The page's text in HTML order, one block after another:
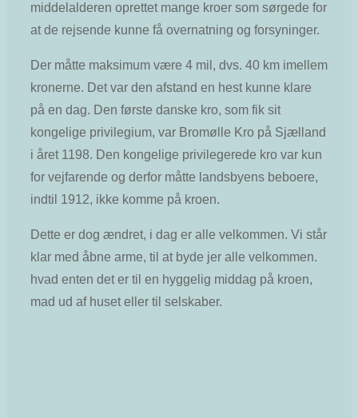
middelalderen oprettet mange kroer som sørgede for
at de rejsende kunne få overnatning og forsyninger.
Der måtte maksimum være 4 mil, dvs. 40 km imellem
kronerne. Det var den afstand en hest kunne klare
på en dag. Den første danske kro, som fik sit
kongelige privilegium, var Bromølle Kro på Sjælland
i året 1198. Den kongelige privilegerede kro var kun
for vejfarende og derfor måtte landsbyens beboere,
indtil 1912, ikke komme på kroen.
Dette er dog ændret, i dag er alle velkommen. Vi står
klar med åbne arme, til at byde jer alle velkommen.
hvad enten det er til en hyggelig middag på kroen,
mad ud af huset eller til selskaber.